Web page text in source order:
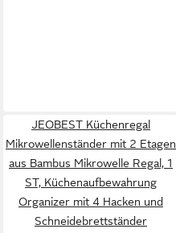
JEOBEST Küchenregal
Mikrowellenständer mit 2 Etagen
aus Bambus Mikrowelle Regal, 1
ST, Küchenaufbewahrung
Organizer mit 4 Hacken und
Schneidebrettständer